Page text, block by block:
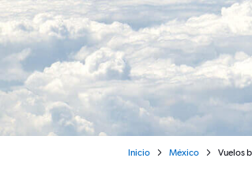
Inicio México Vuelos